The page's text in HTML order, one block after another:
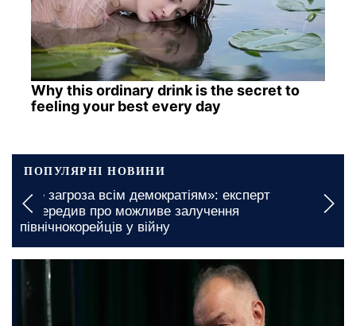
Why this ordinary drink is the secret to
feeling your best every day
ПОПУЛЯРНІ НОВИНИ
Безкоштовні продукти для ВПО та
Миколаївській області: яким чином
отримати бажану підтримку
7 серпня, 16:44